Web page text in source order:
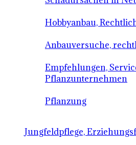
Hobbyanbau,
Anbauversuche,
Empfehlungen,
Pflanzunternehmen
Pflanzung
Jungfeldpflege,